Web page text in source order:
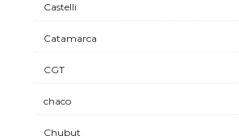
Castelli
Catamarca
CGT
chaco
Chubut